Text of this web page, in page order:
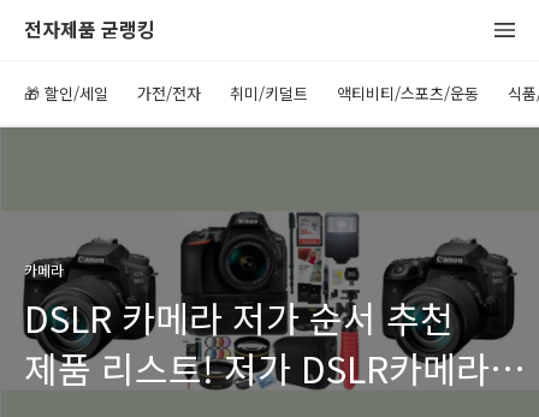
전자제품 굳랭킹
🎁 할인/세일 가전/전자 취미/키덜트 액티비티/스포츠/운동 식
카메라
DSLR 카메라 저가 순서 추천
제품 리스트! 저가 DSLR카메라